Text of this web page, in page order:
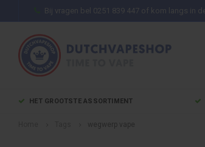
Bij vragen bel 0251 839 447 of kom langs in
HET GROOTSTE ASSORTIMENT
wegwerp vape